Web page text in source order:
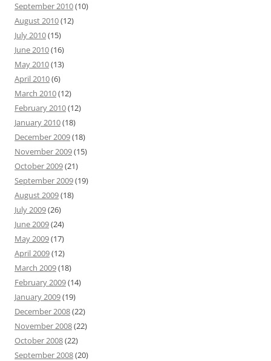
September 2010(10)
August 2010(12)
July 2010(15)
June 2010(16)
May 2010(13)
April 2010(6)
March 2010(12)
February 2010(12)
January 2010(18)
December 2009(18)
November 2009(15)
October 2009(21)
September 2009(19)
August 2009(18)
July 2009(26)
June 2009(24)
May 2009(17)
April 2009(12)
March 2009(18)
February 2009(14)
January 2009(19)
December 2008(22)
November 2008(22)
October 2008(22)
September 2008(20)